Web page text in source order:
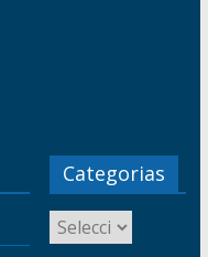
Categorias